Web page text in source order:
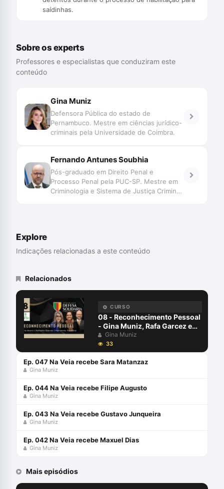
saídinhas.
Sobre os experts
Professores e especialistas que conduziram este
conteúdo
Gina Muniz
Defensora Pública do estado de
Pernambuco. Mestre em ciências jurídico-
criminais pela Universidade de Coimbra.
Fernando Antunes Soubhia
Pós-graduado em Direito Penal e
Processo Penal pela PUC-SP. Mestre em
Criminologia e Sistema de Justiça Criminal
Explore
Indicações relacionadas a este conteúdo
Relacionados
CURSO
08 - Reconhecimento Pessoal
- Gina Muniz, Rafa Garcez e
Fernando Soubhia - Defesa
Solidária
Gina Muniz
33
Ep. 047 Na Veia recebe Sara Matanzaz
Gina Muniz
Ep. 044 Na Veia recebe Filipe Augusto
Gina Muniz
Ep. 043 Na Veia recebe Gustavo Junqueira
Gina Muniz
Ep. 042 Na Veia recebe Maxuel Dias
Gina Muniz
Mais episódios